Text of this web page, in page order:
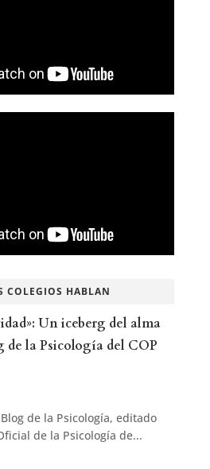
COLEGIOS HABLAN
Un iceberg del alma
de la Psicología del COP
de la Psicología, editado
de la Psicología de...